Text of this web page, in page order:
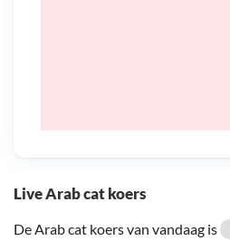
Live Arab cat koers
De Arab cat koers van vandaag is